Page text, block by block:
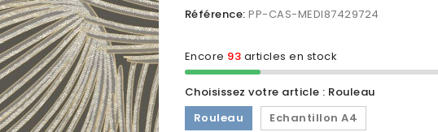
Référence: PP-CAS-MEDI87429724
Encore 93 articles en stock
Choisissez votre article : Rouleau
Rouleau
Echantillon A4